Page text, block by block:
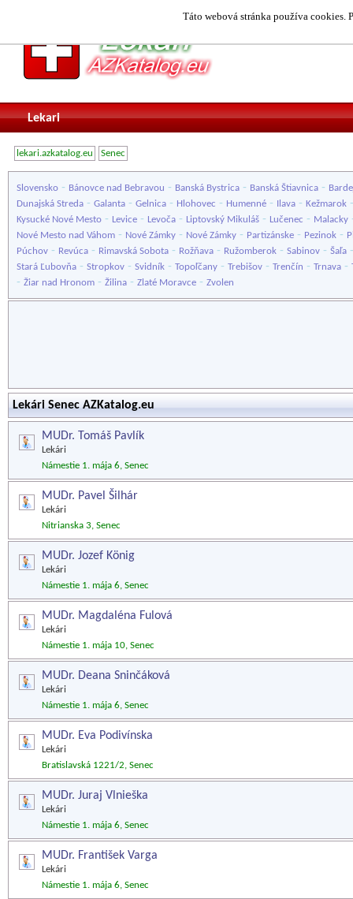
Táto webová stránka používa cookies.
Lekari
lekari.azkatalog.eu Senec
Slovensko - Bánovce nad Bebravou - Banská Bystrica - Banská Štiavnica -
Dunajská Streda - Galanta - Gelnica - Hlohovec - Humenné - Ilava - Kežmarok
Kysucké Nové Mesto - Levice - Levoča - Liptovský Mikuláš - Lučenec - Malacky
Nové Mesto nad Váhom - Nové Zámky - Nové Zámky - Partizánske - Pezinok -
Púchov - Revúca - Rimavská Sobota - Rožňava - Ružomberok - Sabinov - Šaľa
Stará Ľubovňa - Stropkov - Svidník - Topoľčany - Trebišov - Trenčín - Trnava -
- Žiar nad Hronom - Žilina - Zlaté Moravce - Zvolen
Lekári Senec AZKatalog.eu
MUDr. Tomáš Pavlík
Lekári
Námestie 1. mája 6, Senec
MUDr. Pavel Šilhár
Lekári
Nitrianska 3, Senec
MUDr. Jozef König
Lekári
Námestie 1. mája 6, Senec
MUDr. Magdaléna Fulová
Lekári
Námestie 1. mája 10, Senec
MUDr. Deana Sninčáková
Lekári
Námestie 1. mája 6, Senec
MUDr. Eva Podivínska
Lekári
Bratislavská 1221/2, Senec
MUDr. Juraj Vlnieška
Lekári
Námestie 1. mája 6, Senec
MUDr. František Varga
Lekári
Námestie 1. mája 6, Senec